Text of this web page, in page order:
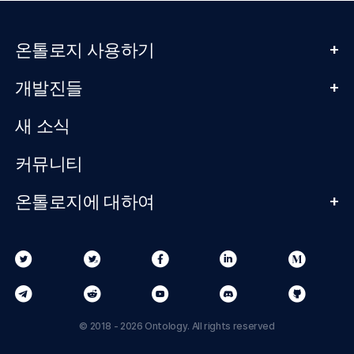
온톨로지 사용하기
+
개발진들
+
새 소식
커뮤니티
온톨로지에 대하여
+
© 2018 - 2026 Ontology. All rights reserved